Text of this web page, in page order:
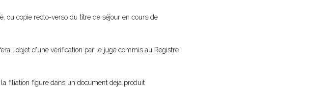
ou copie recto-verso du titre de séjour en cours de
l'objet d'une vérification par le juge commis au Registre
filiation figure dans un document déjà produit